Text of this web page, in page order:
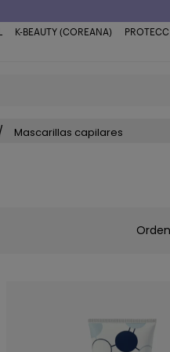
K-BEAUTY (COREANA)
Mascarillas capilares